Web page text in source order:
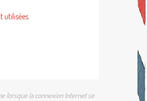
utilisées.
lorsque la connexion Internet se